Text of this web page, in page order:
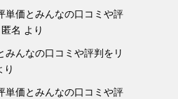
単価とみんなの口コミや評
匿名 より
みんなの口コミや評判をリ
り
単価とみんなの口コミや評